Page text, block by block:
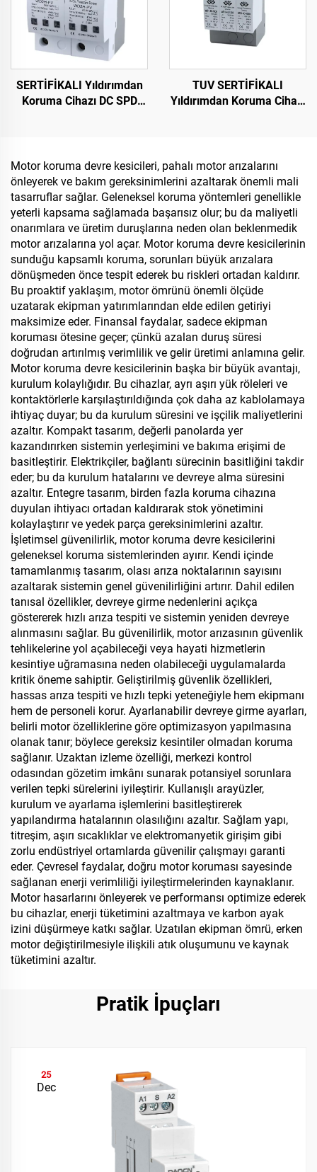
SERTİFİKALI Yıldırımdan
Koruma Cihazı DC SPD
TUV SERTİFİKALI
Yıldırımdan Koruma Cihazı
SPD
Motor koruma devre kesicileri, pahalı motor arızalarını
önleyerek ve bakım gereksinimlerini azaltarak önemli mali
tasarruflar sağlar. Geleneksel koruma yöntemleri genellikle
yeterli kapsama sağlamada başarısız olur; bu da maliyetli
onarımlara ve üretim duruşlarına neden olan beklenmedik
motor arızalarına yol açar. Motor koruma devre kesicilerinin
sunduğu kapsamlı koruma, sorunları büyük arızalara
dönüşmeden önce tespit ederek bu riskleri ortadan kaldırır.
Bu proaktif yaklaşım, motor ömrünü önemli ölçüde
uzatarak ekipman yatırımlarından elde edilen getiriyi
maksimize eder. Finansal faydalar, sadece ekipman
koruması ötesine geçer; çünkü azalan duruş süresi
doğrudan artırılmış verimlilik ve gelir üretimi anlamına gelir.
Motor koruma devre kesicilerinin başka bir büyük avantajı,
kurulum kolaylığıdır. Bu cihazlar, ayrı aşırı yük röleleri ve
kontaktörlerle karşılaştırıldığında çok daha az kablolamaya
ihtiyaç duyar; bu da kurulum süresini ve işçilik maliyetlerini
azaltır. Kompakt tasarım, değerli panolarda yer
kazandırırken sistemin yerleşimini ve bakıma erişimi de
basitleştirir. Elektrikçiler, bağlantı sürecinin basitliğini takdir
eder; bu da kurulum hatalarını ve devreye alma süresini
azaltır. Entegre tasarım, birden fazla koruma cihazına
duyulan ihtiyacı ortadan kaldırarak stok yönetimini
kolaylaştırır ve yedek parça gereksinimlerini azaltır.
İşletimsel güvenilirlik, motor koruma devre kesicilerini
geleneksel koruma sistemlerinden ayırır. Kendi içinde
tamamlanmış tasarım, olası arıza noktalarının sayısını
azaltarak sistemin genel güvenilirliğini artırır. Dahil edilen
tanısal özellikler, devreye girme nedenlerini açıkça
göstererek hızlı arıza tespiti ve sistemin yeniden devreye
alınmasını sağlar. Bu güvenilirlik, motor arızasının güvenlik
tehlikelerine yol açabileceği veya hayati hizmetlerin
kesintiye uğramasına neden olabileceği uygulamalarda
kritik öneme sahiptir. Geliştirilmiş güvenlik özellikleri,
hassas arıza tespiti ve hızlı tepki yeteneğiyle hem ekipmanı
hem de personeli korur. Ayarlanabilir devreye girme ayarları,
belirli motor özelliklerine göre optimizasyon yapılmasına
olanak tanır; böylece gereksiz kesintiler olmadan koruma
sağlanır. Uzaktan izleme özelliği, merkezi kontrol
odasından gözetim imkânı sunarak potansiyel sorunlara
verilen tepki sürelerini iyileştirir. Kullanışlı arayüzler,
kurulum ve ayarlama işlemlerini basitleştirerek
yapılandırma hatalarının olasılığını azaltır. Sağlam yapı,
titreşim, aşırı sıcaklıklar ve elektromanyetik girişim gibi
zorlu endüstriyel ortamlarda güvenilir çalışmayı garanti
eder. Çevresel faydalar, doğru motor koruması sayesinde
sağlanan enerji verimliliği iyileştirmelerinden kaynaklanır.
Motor hasarlarını önleyerek ve performansı optimize ederek
bu cihazlar, enerji tüketimini azaltmaya ve karbon ayak
izini düşürmeye katkı sağlar. Uzatılan ekipman ömrü, erken
motor değiştirilmesiyle ilişkili atık oluşumunu ve kaynak
tüketimini azaltır.
Pratik İpuçları
25
Dec